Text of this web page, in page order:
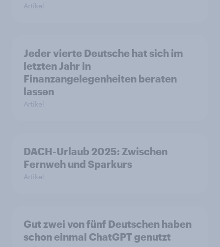
Artikel
Jeder vierte Deutsche hat sich im
letzten Jahr in
Finanzangelegenheiten beraten
lassen
Artikel
DACH-Urlaub 2025: Zwischen
Fernweh und Sparkurs
Artikel
Gut zwei von fünf Deutschen haben
schon einmal ChatGPT genutzt